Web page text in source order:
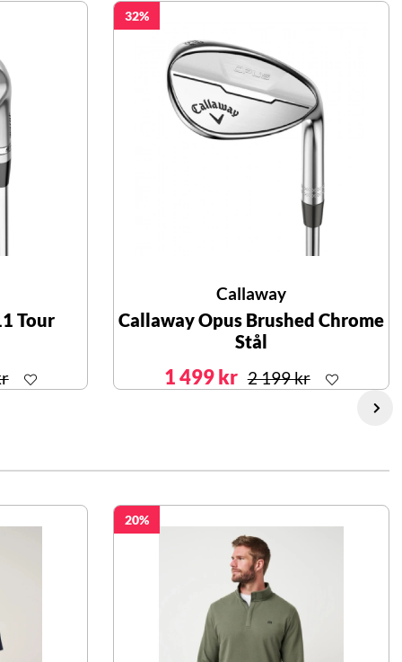
Tour
32
Callaway
Callaway Opus Brushed Chrome
Stål
1 499 kr 2 199 kr
20